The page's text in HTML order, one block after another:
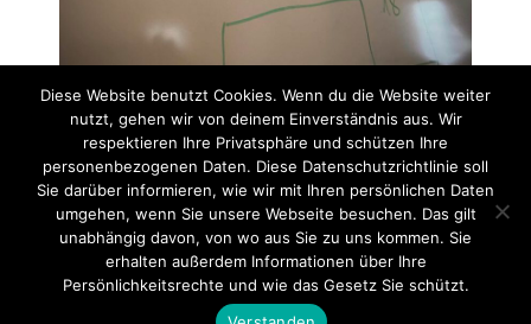
Post Views: 0
Blaulichtparty & Feuerwehrfest Kues Feuerwehrfest 2025
Über uns
Kontakt
Diese Website benutzt Cookies. Wenn du die Website weiter
nutzt, gehen wir von deinem Einverständnis aus. Wir
respektieren Ihre Privatsphäre und schützen Ihre
personenbezogenen Daten. Diese Datenschutzrichtlinie soll
Sie darüber informieren, wie wir mit Ihren persönlichen Daten
umgehen, wenn Sie unsere Webseite besuchen. Das gilt
unabhängig davon, von wo aus Sie zu uns kommen. Sie
erhalten außerdem Informationen über Ihre
Persönlichkeitsrechte und wie das Gesetz Sie schützt.